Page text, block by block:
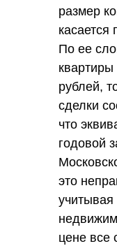
размер
касается
По ее
квартиры
рублей,
сделки
что
годовой
это
учитывая
цене все